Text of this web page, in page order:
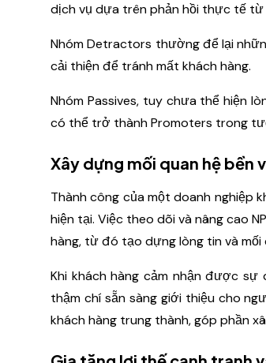
dịch vụ dựa trên phản hồi thực tế từ
Nhóm Detractors thường để lại
cải thiện để tránh mất khách hàng.
Nhóm Passives, tuy chưa thể hiện
có thể trở thành Promoters trong
Xây dựng mối quan hệ bền
Thành công của một doanh nghiệp
hiện tại. Việc theo dõi và nâng cao
hàng, từ đó tạo dựng lòng tin và mối
Khi khách hàng cảm nhận được
thậm chí sẵn sàng giới thiệu cho
khách hàng trung thành, góp phần